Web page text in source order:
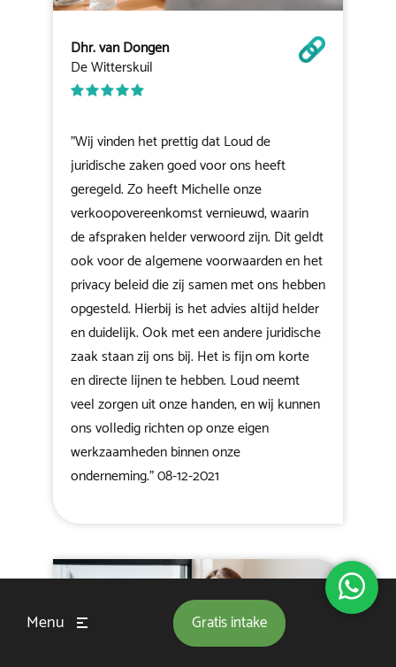
Menu Gratisintake
Dhr. van Dongen
De Witterskuil
"Wij vinden het prettig dat Loud de
juridische zaken goed voor ons heeft
geregeld. Zo heeft Michelle onze
verkoopovereenkomst vernieuwd, waarin
de afspraken helder verwoord zijn. Dit geldt
ook voor de algemene voorwaarden en het
privacy beleid die zij samen met ons hebben
opgesteld. Hierbij is het advies altijd helder
en duidelijk. Ook met een andere juridische
zaak staan zij ons bij. Het is fijn om korte
en directe lijnen te hebben. Loud neemt
veel zorgen uit onze handen, en wij kunnen
ons volledig richten op onze eigen
werkzaamheden binnen onze
onderneming." 08-12-2021